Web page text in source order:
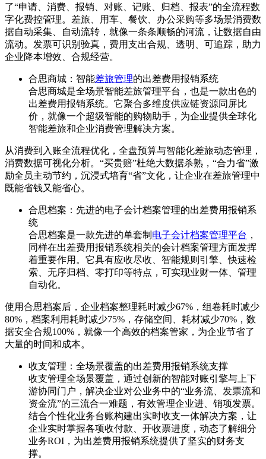
了“申请、消费、报销、对账、记账、归档、报表”的全流程数
字化费控管理。差旅、用车、餐饮、办公采购等多场景消费数
据自动采集、自动流转，就像一条条顺畅的河流，让数据自由
流动。发票可识别验真，费用支出合规、透明、可追踪，助力
企业降本增效、合规经营。
合思商城：智能差旅管理的出差费用报销系统
合思商城是全场景智能差旅管理平台，也是一款出色的
出差费用报销系统。它聚合多维度供应链资源同屏比
价，就像一个超级智能的购物助手，为企业提供全球化
智能差旅和企业消费管理解决方案。
从消费到入账全流程优化，全盘预算与智能化差旅动态管理，
消费数据可视化分析。“买贵赔”杜绝大数据杀熟，“合力省”激
励全员主动节约，沉浸式培育“省”文化，让企业在差旅管理中
既能省钱又能省心。
合思档案：先进的电子会计档案管理的出差费用报销系
统
合思档案是一款先进的单套制 电子会计档案管理平台 ，
同样在出差费用报销系统相关的会计档案管理方面发挥
着重要作用。它具有应收尽收、智能规则引擎、快速检
索、无序归档、零打印等特点，可实现业财一体、管理
自动化。
使用合思档案后，企业档案整理耗时减少67%，组卷耗时减少
80%，档案利用耗时减少75%，存储空间、耗材减少70%，数
据安全合规100%，就像一个高效的档案管家，为企业节省了
大量的时间和成本。
收支管理：全场景覆盖的出差费用报销系统支撑
收支管理全场景覆盖，通过创新的智能对账引擎与上下
游协同门户，解决企业对公业务中的“业务流、发票流和
资金流”的三流合一难题，有效管理企业进、销项发票。
结合个性化业务台账构建出实时收支一体解决方案，让
企业实时掌握各项收付款、开收票进度，动态了解细分
业务ROI，为出差费用报销系统提供了坚实的财务支
撑。